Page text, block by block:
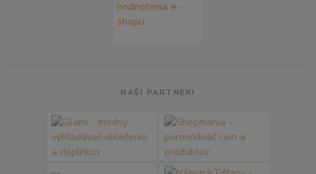
NAŠI PARTNERI